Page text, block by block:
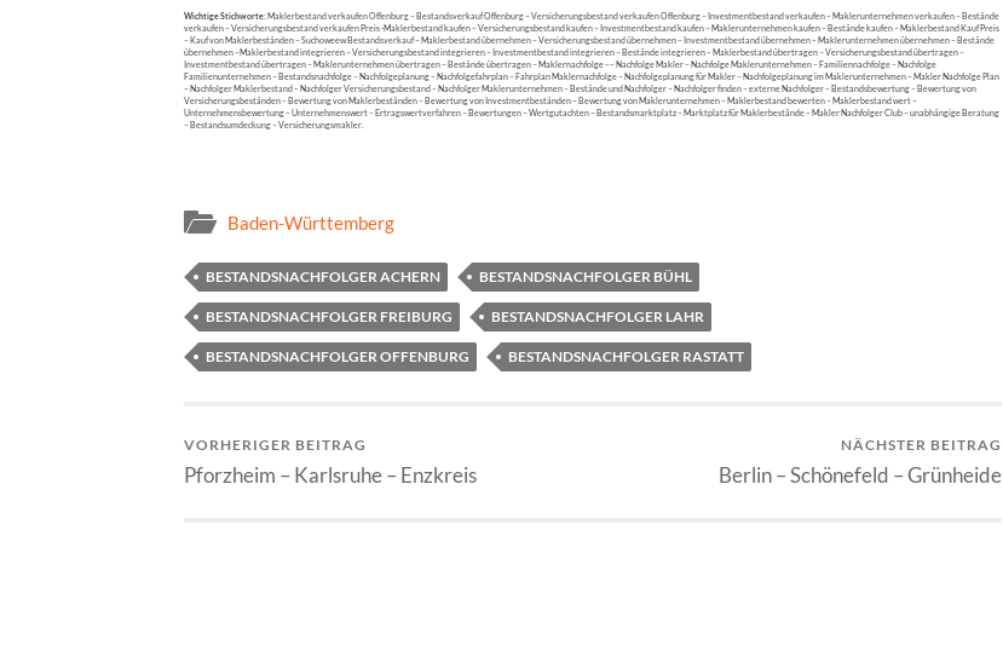
Wichtige Stichworte:Maklerbestand verkaufen Offenburg – Bestandsverkauf Offenburg – Versicherungsbestand verkaufen Offenburg – Investmentbestand verkaufen – Maklerunternehmen verkaufen – Bestände
verkaufen – Versicherungsbestand verkaufen Preis -Maklerbestand kaufen – Versicherungsbestand kaufen – Investmentbestand kaufen – Maklerunternehmen kaufen – Bestände kaufen – Maklerbestand Kauf Preis
– Kauf von Maklerbeständen – Suchoweew Bestandsverkauf – Maklerbestand übernehmen – Versicherungsbestand übernehmen – Investmentbestand übernehmen – Maklerunternehmen übernehmen – Bestände
übernehmen –Maklerbestand integrieren – Versicherungsbestand integrieren – Investmentbestand integrieren – Bestände integrieren – Maklerbestand übertragen – Versicherungsbestand übertragen –
Investmentbestand übertragen – Maklerunternehmen übertragen – Bestände übertragen – Maklernachfolge –– Nachfolge Makler – Nachfolge Maklerunternehmen – Familiennachfolge – Nachfolge
Familienunternehmen – Bestandsnachfolge – Nachfolgeplanung – Nachfolgefahrplan – Fahrplan Maklernachfolge – Nachfolgeplanung für Makler – Nachfolgeplanung im Maklerunternehmen – Makler Nachfolge Plan
– Nachfolger Maklerbestand – Nachfolger Versicherungsbestand – Nachfolger Maklerunternehmen – Bestände und Nachfolger – Nachfolger finden – externe Nachfolger – Bestandsbewertung – Bewertung von
Versicherungsbeständen – Bewertung von Maklerbeständen – Bewertung von Investmentbeständen – Bewertung von Maklerunternehmen – Maklerbestand bewerten – Maklerbestand wert –
Unternehmensbewertung – Unternehmenswert – Ertragswertverfahren – Bewertungen – Wertgutachten – Bestandsmarktplatz – Marktplatz für Maklerbestände – Makler Nachfolger Club – unabhängige Beratung
– Bestandsumdeckung – Versicherungsmakler.
Baden-Württemberg
BESTANDSNACHFOLGER ACHERN BESTANDSNACHFOLGER BÜHL
BESTANDSNACHFOLGER FREIBURG BESTANDSNACHFOLGER LAHR
BESTANDSNACHFOLGER OFFENBURG BESTANDSNACHFOLGER RASTATT
VORHERIGER BEITRAG
Pforzheim – Karlsruhe – Enzkreis
NÄCHSTER BEITRAG
Berlin – Schönefeld – Grünheide